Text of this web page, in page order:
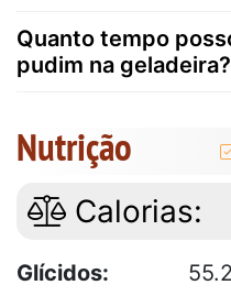
Quanto tempo
pudim na geladeira?
Nutrição
Calorias:
Glícidos: